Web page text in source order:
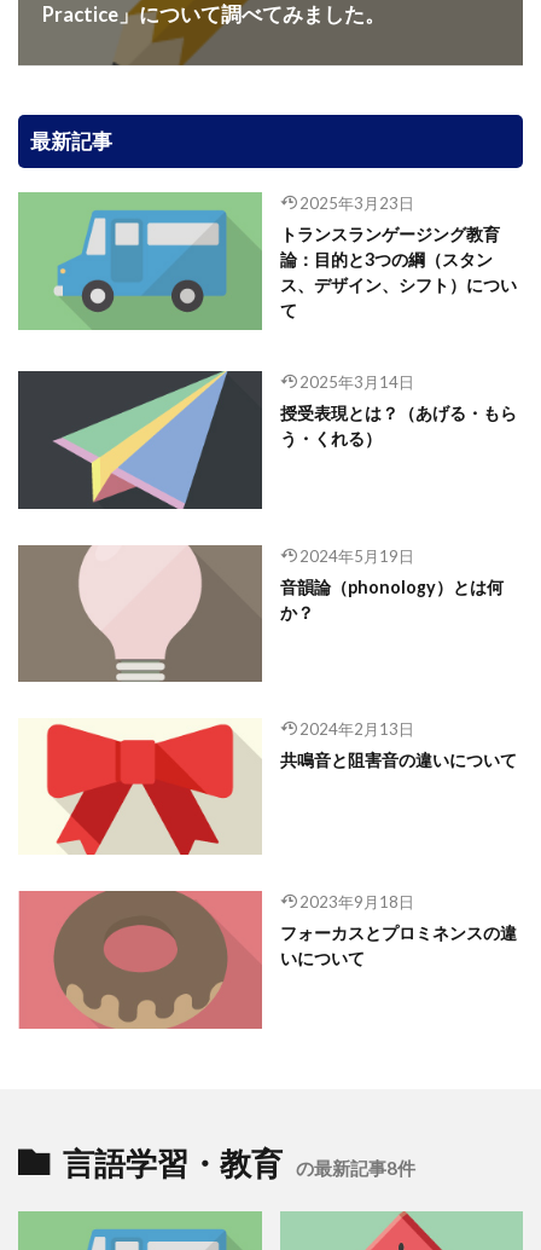
Practice」について調べてみました。
最新記事
2025年3月23日
トランスランゲージング教育
論：目的と3つの綱（スタン
ス、デザイン、シフト）につい
て
2025年3月14日
授受表現とは？（あげる・もら
う・くれる）
2024年5月19日
音韻論（phonology）とは何
か？
2024年2月13日
共鳴音と阻害音の違いについて
2023年9月18日
フォーカスとプロミネンスの違
いについて
言語学習・教育 の最新記事8件